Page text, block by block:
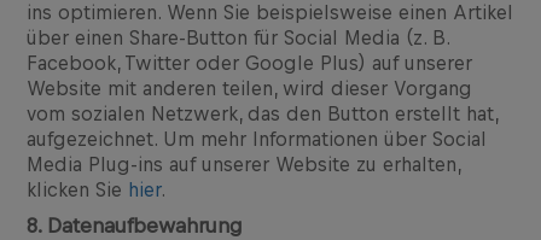
ins optimieren. Wenn Sie beispielsweise einen Artikel
über einen Share-Button für Social Media (z. B.
Facebook, Twitter oder Google Plus) auf unserer
Website mit anderen teilen, wird dieser Vorgang
vom sozialen Netzwerk, das den Button erstellt hat,
aufgezeichnet. Um mehr Informationen über Social
Media Plug-ins auf unserer Website zu erhalten,
klicken Sie hier.
8. Datenaufbewahrung